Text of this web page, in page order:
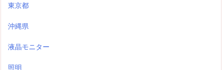
東京都
沖縄県
液晶モニター
照明